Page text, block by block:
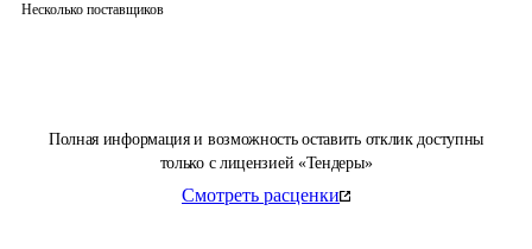
Полная информация и возможность оставить отклик доступны
только с лицензией «Тендеры»
Смотреть расценки
Несколько поставщиков